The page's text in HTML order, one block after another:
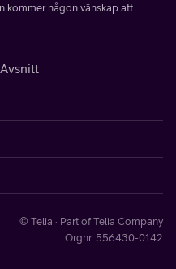
kommer någon vänskap att
© Telia · Part of Telia Company
Orgnr. 556430-0142